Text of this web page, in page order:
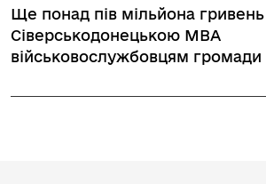
Ще понад пів мільйона
Сіверськодонецькою МВА
військовослужбовцям громади